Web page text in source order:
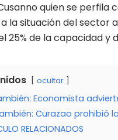
quien se
la situación del sector
25% de la capacidad y
ocultar
Economista
Curazao prohibió
RELACIONADOS